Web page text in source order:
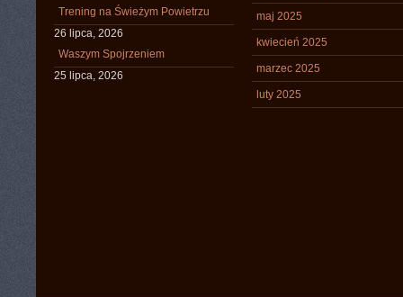
Trening na Świeżym Powietrzu
26 lipca, 2026
Waszym Spojrzeniem
25 lipca, 2026
maj 2025
kwiecień 2025
marzec 2025
luty 2025